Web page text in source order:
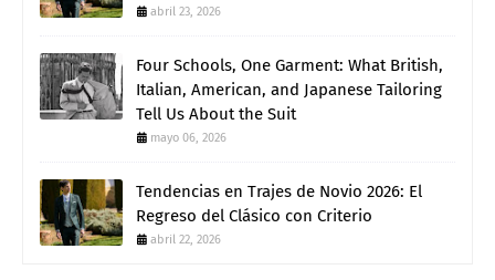
abril 23, 2026
Four Schools, One Garment: What British,
Italian, American, and Japanese Tailoring
Tell Us About the Suit
mayo 06, 2026
Tendencias en Trajes de Novio 2026: El
Regreso del Clásico con Criterio
abril 22, 2026